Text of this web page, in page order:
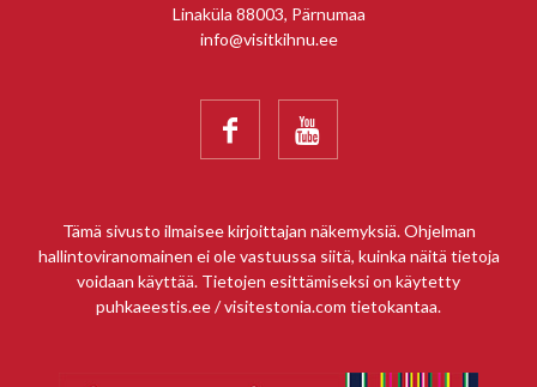
Linaküla 88003, Pärnumaa
info@visitkihnu.ee
 
Tämä sivusto ilmaisee kirjoittajan näkemyksiä. Ohjelman
hallintoviranomainen ei ole vastuussa siitä, kuinka näitä tietoja
voidaan käyttää. Tietojen esittämiseksi on käytetty
puhkaeestis.ee / visitestonia.com tietokantaa.